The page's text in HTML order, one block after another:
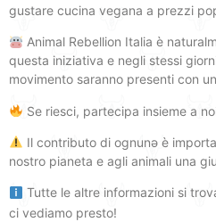
gustare cucina vegana a prezzi
Animal Rebellion Italia è
questa iniziativa e negli stessi
movimento saranno presenti con
Se riesci, partecipa insieme a
Il contributo di ognunə è
nostro pianeta e agli animali una
Tutte le altre informazioni si
ci vediamo presto!